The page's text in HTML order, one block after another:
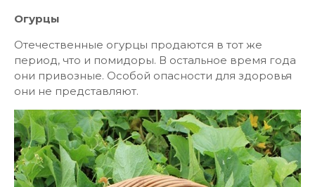
Огурцы
Отечественные огурцы продаются в тот же
период, что и помидоры. В остальное время года
они привозные. Особой опасности для здоровья
они не представляют.